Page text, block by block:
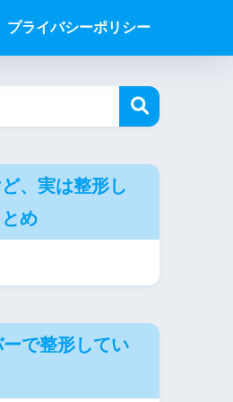
プライバシーポリシー
、実は整形し
め
で整形してい